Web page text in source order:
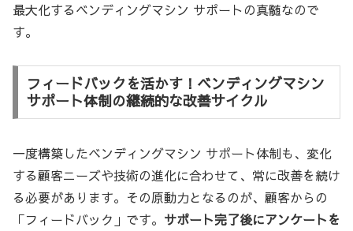
最大化するベンディングマシン サポートの真髄なので
す。
フィードバックを活かす！ベンディングマシン
サポート体制の継続的な改善サイクル
一度構築したベンディングマシン サポート体制も、変化
する顧客ニーズや技術の進化に合わせて、常に改善を続け
る必要があります。その原動力となるのが、顧客からの
「フィードバック」です。 サポート完了後にアンケートを